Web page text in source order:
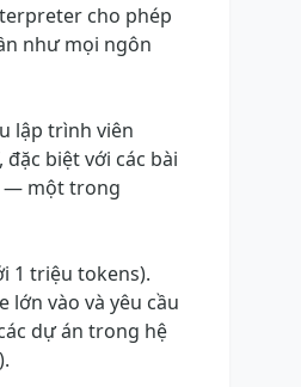
cho phép
như mọi ngôn
lập trình viên
biệt với các bài
— một trong
1 triệu tokens).
lớn vào và yêu cầu
dự án trong hệ